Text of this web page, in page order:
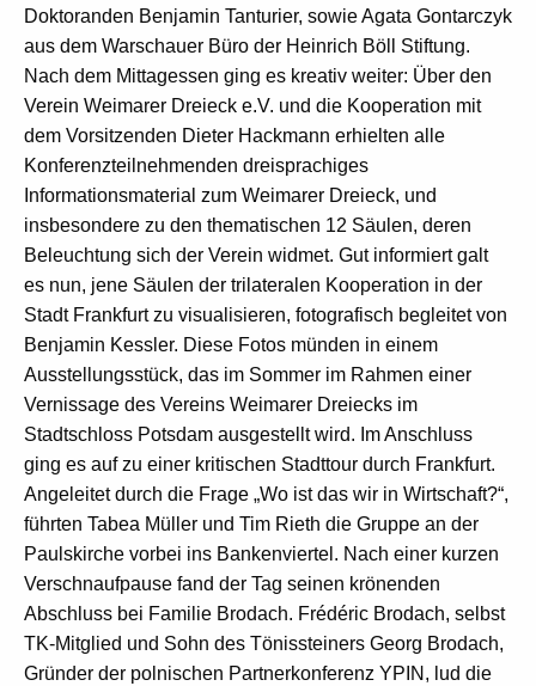
Doktoranden Benjamin Tanturier, sowie Agata Gontarczyk
aus dem Warschauer Büro der Heinrich Böll Stiftung.
Nach dem Mittagessen ging es kreativ weiter: Über den
Verein Weimarer Dreieck e.V. und die Kooperation mit
dem Vorsitzenden Dieter Hackmann erhielten alle
Konferenzteilnehmenden dreisprachiges
Informationsmaterial zum Weimarer Dreieck, und
insbesondere zu den thematischen 12 Säulen, deren
Beleuchtung sich der Verein widmet. Gut informiert galt
es nun, jene Säulen der trilateralen Kooperation in der
Stadt Frankfurt zu visualisieren, fotografisch begleitet von
Benjamin Kessler. Diese Fotos münden in einem
Ausstellungsstück, das im Sommer im Rahmen einer
Vernissage des Vereins Weimarer Dreiecks im
Stadtschloss Potsdam ausgestellt wird. Im Anschluss
ging es auf zu einer kritischen Stadttour durch Frankfurt.
Angeleitet durch die Frage „Wo ist das wir in Wirtschaft?“,
führten Tabea Müller und Tim Rieth die Gruppe an der
Paulskirche vorbei ins Bankenviertel. Nach einer kurzen
Verschnaufpause fand der Tag seinen krönenden
Abschluss bei Familie Brodach. Frédéric Brodach, selbst
TK-Mitglied und Sohn des Tönissteiners Georg Brodach,
Gründer der polnischen Partnerkonferenz YPIN, lud die